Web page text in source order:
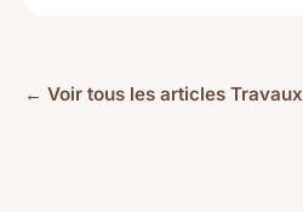
← Voir tous les articles Travaux